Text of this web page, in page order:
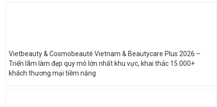
Vietbeauty & Cosmobeauté Vietnam & Beautycare Plus 2026 –
Triển lãm làm đẹp quy mô lớn nhất khu vực, khai thác 15.000+
khách thương mại tiềm năng